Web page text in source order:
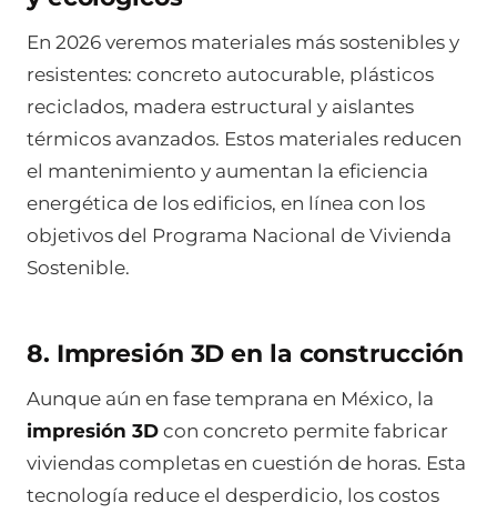
En 2026 veremos materiales más sostenibles y
resistentes: concreto autocurable, plásticos
reciclados, madera estructural y aislantes
térmicos avanzados. Estos materiales reducen
el mantenimiento y aumentan la eficiencia
energética de los edificios, en línea con los
objetivos del Programa Nacional de Vivienda
Sostenible.
8. Impresión 3D en la construcción
Aunque aún en fase temprana en México, la
impresión 3D con concreto permite fabricar
viviendas completas en cuestión de horas. Esta
tecnología reduce el desperdicio, los costos